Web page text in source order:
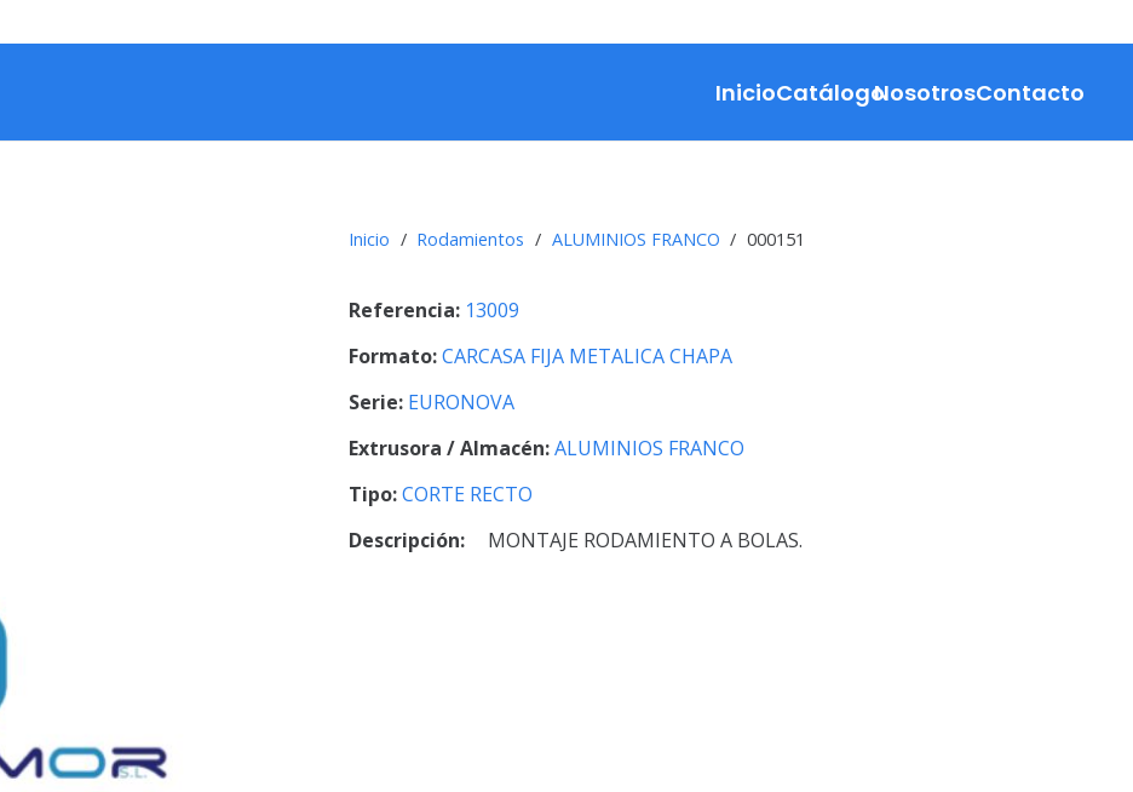
InicioCatálogoNosotrosContacto
Inicio / Rodamientos / ALUMINIOS FRANCO / 000151
Referencia: 13009
Formato:CARCASA FIJA METALICA CHAPA
Serie: EURONOVA
Extrusora / Almacén:ALUMINIOS FRANCO
Tipo:CORTE RECTO
Descripción:
MONTAJE RODAMIENTO A BOLAS.